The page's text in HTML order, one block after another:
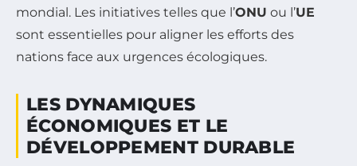
mondial. Les initiatives telles que l’ONU ou l’UE
sont essentielles pour aligner les efforts des
nations face aux urgences écologiques.
LES DYNAMIQUES
ÉCONOMIQUES ET LE
DÉVELOPPEMENT DURABLE